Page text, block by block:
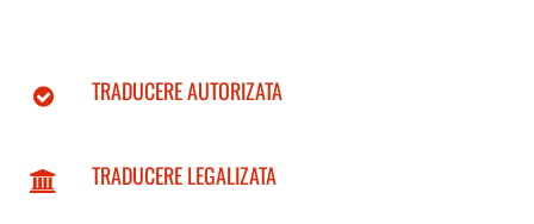
TRADUCERE AUTORIZATA
TRADUCERE LEGALIZATA